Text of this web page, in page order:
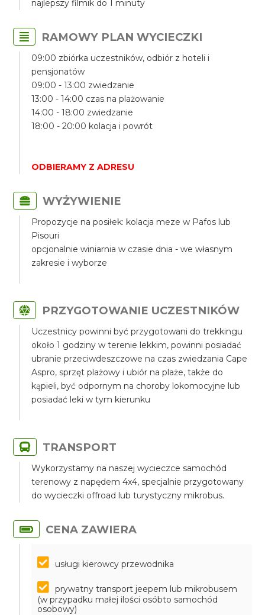
najlepszy filmik do 1 minuty
RAMOWY PLAN WYCIECZKI
09:00 zbiórka uczestników, odbiór z hoteli i
pensjonatów
09:00 - 13:00 zwiedzanie
13:00 - 14:00 czas na plażowanie
14:00 - 18:00 zwiedzanie
18:00 - 20:00 kolacja i powrót
ODBIERAMY Z ADRESU
WYŻYWIENIE
Propozycje na posiłek: kolacja meze w Pafos lub
Pisouri
opcjonalnie winiarnia w czasie dnia - we własnym
zakresie i wyborze
PRZYGOTOWANIE UCZESTNIKÓW
Uczestnicy powinni być przygotowani do trekkingu
około 1 godziny w terenie lekkim, powinni posiadać
ubranie przeciwdeszczowe na czas zwiedzania Cape
Aspro, sprzęt plażowy i ubiór na plaże, także do
kąpieli, być odpornym na choroby lokomocyjne lub
posiadać leki w tym kierunku
TRANSPORT
Wykorzystamy na naszej wycieczce samochód
terenowy z napędem 4x4, specjalnie przygotowany
do wycieczki offroad lub turystyczny mikrobus.
CENA ZAWIERA
usługi kierowcy przewodnika
prywatny transport jeepem lub mikrobusem
(w przypadku małej ilości osóbto samochód
osobowy)